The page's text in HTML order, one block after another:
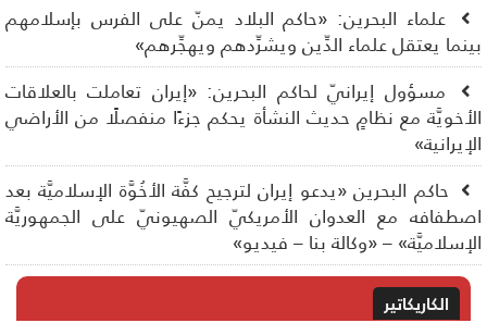
علماء البحرين: «حاكم البلاد يمنّ على الفرس بإسلامهم
يعتقل علماء الدِّين ويشرِّدهم ويهجِّرهم»
مسؤول إيرانيّ لحاكم البحرين: «إيران تعاملت بالعلاقات
مع نظامٍ حديث النشأة يحكم جزءًا منفصلًا من الأراضي
حاكم البحرين «يدعو إيران لترجيح كفَّة الأخُوَّة الإسلاميَّة بعد
مع العدوان الأمريكيّ الصهيونيّ على الجمهوريَّة
– «وكالة بنا – فيديو»
الكاريكاتير